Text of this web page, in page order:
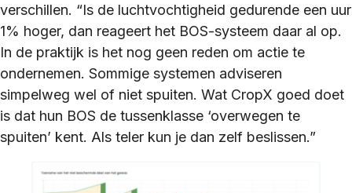
verschillen. “Is de luchtvochtigheid gedurende een uur
1% hoger, dan reageert het BOS-systeem daar al op.
In de praktijk is het nog geen reden om actie te
ondernemen. Sommige systemen adviseren
simpelweg wel of niet spuiten. Wat CropX goed doet
is dat hun BOS de tussenklasse ‘overwegen te
spuiten’ kent. Als teler kun je dan zelf beslissen.”